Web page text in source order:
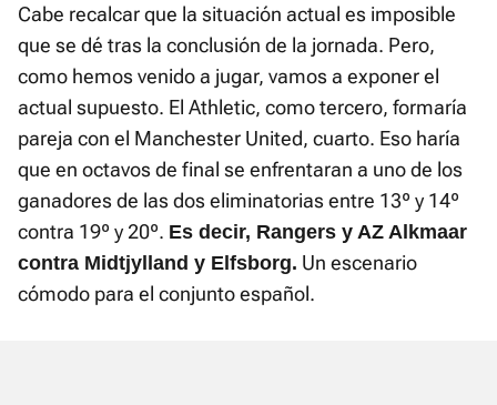
Cabe recalcar que la situación actual es imposible
que se dé tras la conclusión de la jornada. Pero,
como hemos venido a jugar, vamos a exponer el
actual supuesto. El Athletic, como tercero, formaría
pareja con el Manchester United, cuarto. Eso haría
que en octavos de final se enfrentaran a uno de los
ganadores de las dos eliminatorias entre 13º y 14º
contra 19º y 20º. Es decir, Rangers y AZ Alkmaar
contra Midtjylland y Elfsborg. Un escenario
cómodo para el conjunto español.